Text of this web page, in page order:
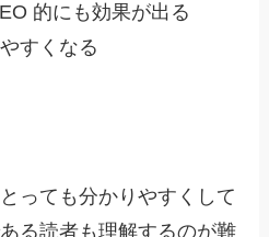
的にも効果が出る
すくなる
っても分かりやすくして
る読者も理解するのが難